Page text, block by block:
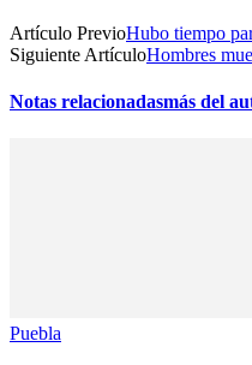
Artículo PrevioHubo tiempo
Siguiente ArtículoHombres
Notas relacionadasmás del
Puebla